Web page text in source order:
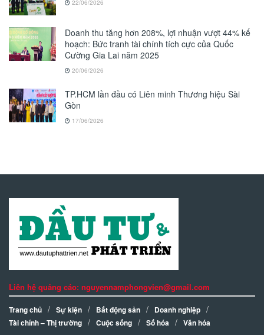
22/06/2026
Doanh thu tăng hơn 208%, lợi nhuận vượt 44% kế
hoạch: Bức tranh tài chính tích cực của Quốc
Cường Gia Lai năm 2025
20/06/2026
TP.HCM lần đầu có Liên minh Thương hiệu Sài
Gòn
17/06/2026
Liên hệ quảng cáo: nguyennamphongvien@gmail.com
Trang chủ Sự kiện Bất động sản
Doanh nghiệp
Tài chính – Thị trường
Cuộc sống Số hóa Văn hóa